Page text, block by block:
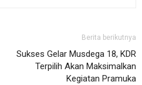
Berita berikutnya
Sukses Gelar Musdega 18, KDR
Terpilih Akan Maksimalkan
Kegiatan Pramuka